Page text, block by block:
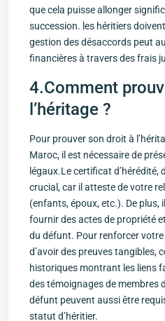
que cela puisse allonger
succession. les héritiers
gestion des désaccords peut
financières à travers des frais
4.Comment
l’héritage ?
Pour prouver⁤ son droit à
Maroc, ⁢il est ⁣nécessaire de
légaux.Le certificat ‌d’hérédité,
crucial, car il atteste de votre
(enfants, ‍époux, etc.). De plus,
fournir des actes‌ de ⁤propriété
du ⁤défunt. Pour renforcer
d’avoir des preuves tangibles,
historiques ⁢montrant les liens
des témoignages de membres
défunt peuvent ‌aussi être
statut d’héritier.